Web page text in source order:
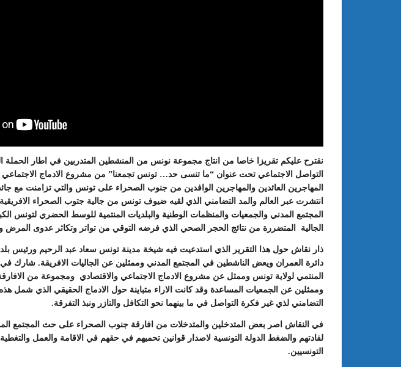
نقترح عليكم تقريزا خاصا من انتاج مجموعة نونس من المنشطين المتدربين في اطار
التواصل الاجتماعي تحت عنوان “ما تنسى حد… تونس تجمعنا” من مشروع الادماج الاجتماعي
المهاجرين العائدين والمهاجرين الوافدين من جنوب الصحراء على تونس والتي تزامنت مع
انتشرت عبر العالم والمد التضامني الذي لقيه ضيوف تونس من جالية جتوب الصحراء
المجتمع المدني والجمعيات والمنظمات الوطنية والبلديات المنتمية للوسط الحضري لتونس
الجالية المتضررة من نتائج الحجر الصحي الذي فرضه التوقي من تواتر وتكاثر عدوى المرض
ذار نقاش حول هذا التقرير الذي استدعيت فيه شيخة مدينة تونس سعاد عبد الرحيم ورئيس
دائرة العمران ويعض الناشطين في المجتمع المدني وممثلين عن الجاليات الافريقة. شارك
المنتمي لولاية تونس وممثل عن مشروع الادماج الاجتماعي والاقتصادي ومجموعة من
وممثلين عن الجمعيات المساعدة وقد كانت الاراء متباينة حول الادماج الحقيقي الذي شمل هذه
التضامني لذي غير فكرة التواصل في ما بينهما نحو التكافل والتازر ونبذ التفرقة.
في النقاش اصر بعض المتدخلين والمتدخلات من افارقة جنوب الصحراء على حث المجتمع
لفادتهم والضغط الدولة التونسية لاصدار قوانين تحميهم في حقهم في الاقامة والعمل
التونسيين.
المسرح الجامعي
عبد الستار الخليفي: مهم جدا أن يتواصل
الملتقى الدولي الحسين بوزيان للمسرح
الجامعي بوجودي أو بدونه
الدورة 24 للمعرض الجامعي تحت
إلى التميّز”